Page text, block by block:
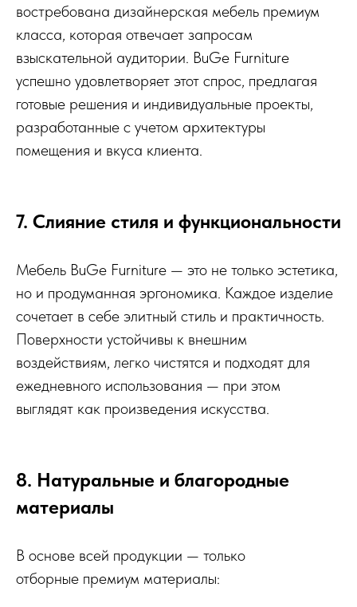
востребована дизайнерская мебель премиум
класса, которая отвечает запросам
взыскательной аудитории. BuGe Furniture
успешно удовлетворяет этот спрос, предлагая
готовые решения и индивидуальные проекты,
разработанные с учетом архитектуры
помещения и вкуса клиента.
7. Слияние стиля и функциональности
Мебель BuGe Furniture — это не только эстетика,
но и продуманная эргономика. Каждое изделие
сочетает в себе элитный стиль и практичность.
Поверхности устойчивы к внешним
воздействиям, легко чистятся и подходят для
ежедневного использования — при этом
выглядят как произведения искусства.
8. Натуральные и благородные
материалы
В основе всей продукции — только
отборные премиум материалы: